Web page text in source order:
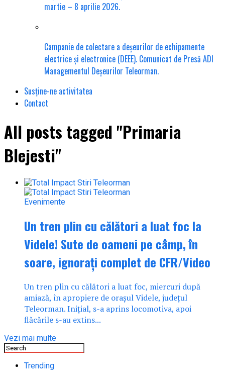
martie – 8 aprilie 2026.
Campanie de colectare a deșeurilor de echipamente
electrice și electronice (DEEE). Comunicat de Presă ADI
Managementul Deșeurilor Teleorman.
Susține-ne activitatea
Contact
All posts tagged "Primaria
Blejesti"
Evenimente
Un tren plin cu călători a luat foc la
Videle! Sute de oameni pe câmp, în
soare, ignorați complet de CFR/Video
Un tren plin cu călători a luat foc, miercuri după
amiază, în apropiere de orașul Videle, județul
Teleorman. Inițial, s-a aprins locomotiva, apoi
flăcările s-au extins...
Vezi mai multe
Trending